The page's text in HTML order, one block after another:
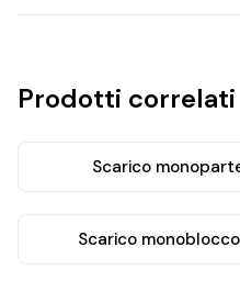
Prodotti correlati
Scarico
Scarico